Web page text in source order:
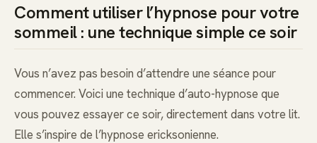
Comment utiliser l’hypnose pour votre
sommeil : une technique simple ce soir
Vous n’avez pas besoin d’attendre une séance pour
commencer. Voici une technique d’auto-hypnose que
vous pouvez essayer ce soir, directement dans votre lit.
Elle s’inspire de l’hypnose ericksonienne.